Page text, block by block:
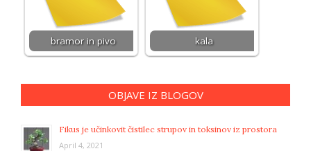
bramor in pivo kala
OBJAVE IZ BLOGOV
Fikus je učinkovit čistilec strupov in toksinov iz prostora
April 4, 2021